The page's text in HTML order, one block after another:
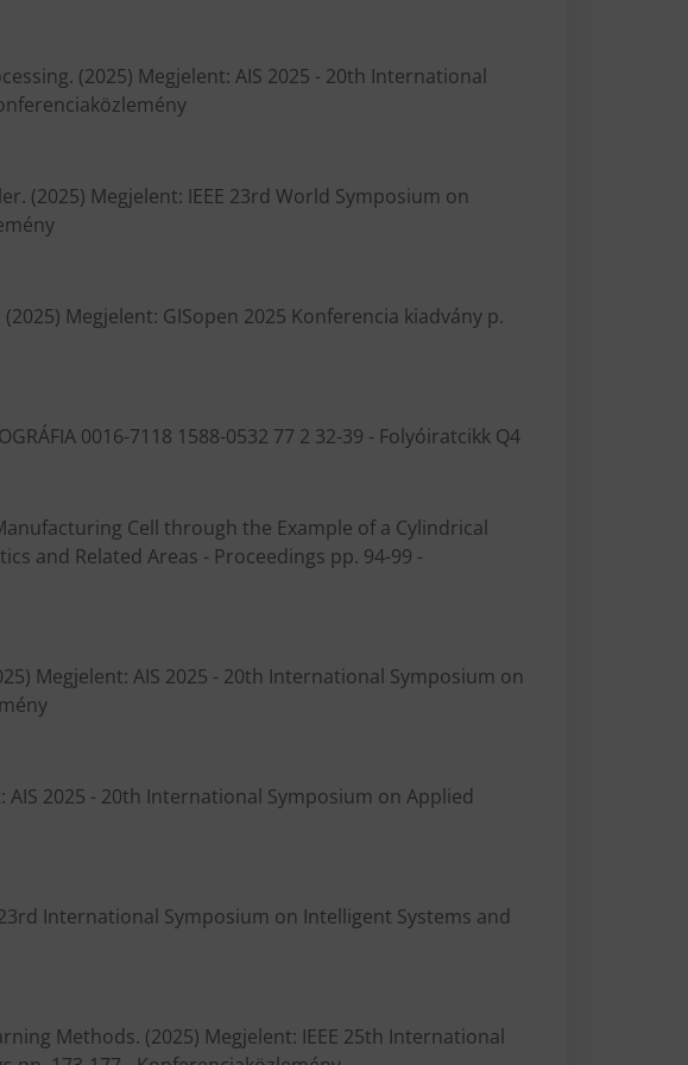
(2025) Megjelent: AIS 2025 - 20th International
(2025) Megjelent: IEEE 23rd World Symposium on
Megjelent: GISopen 2025 Konferencia kiadvány p.
0016-7118 1588-0532 77 2 32-39 - Folyóiratcikk Q4
Cell through the Example of a Cylindrical
and Related Areas - Proceedings pp. 94-99 -
Megjelent: AIS 2025 - 20th International Symposium on
2025 - 20th International Symposium on Applied
International Symposium on Intelligent Systems and
Methods. (2025) Megjelent: IEEE 25th International